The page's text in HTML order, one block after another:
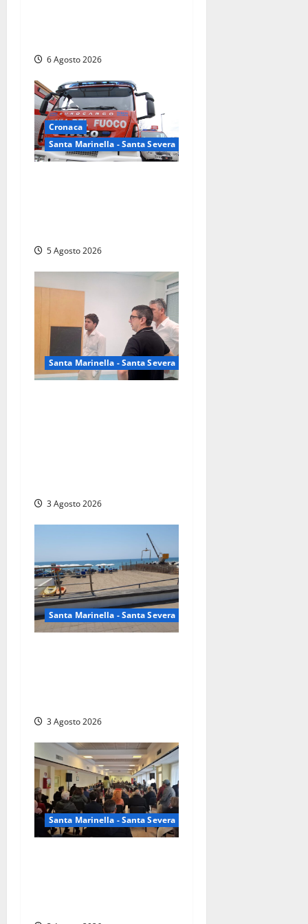
6 Agosto 2026
Cronaca
Santa Marinella - Santa Severa
5 Agosto 2026
Santa Marinella - Santa Severa
3 Agosto 2026
Santa Marinella - Santa Severa
3 Agosto 2026
Santa Marinella - Santa Severa